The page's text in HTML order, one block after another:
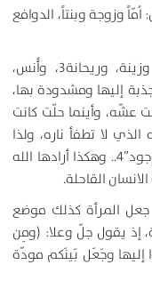
اُمّاً وزوجة وبنتاً، الدوافع
المرأة في حياة الانسان: منطلق وأُم2، وزينة، وريحانة3، وأُنس،
إليها ومشدودة بها،
عشّه، وأينما حلّت كانت
لا تطفأ ناره، ولذا
كانت المرأة دفء الحياة، كما كانت “عطر الوجود”4.. وهكذا أرادها الله
القاحلة.
جعل المرأة كذلك موضع
إذ يقول جلّ وعلا: (ومِن
إليها وجَعَل بَينَكم مودّة